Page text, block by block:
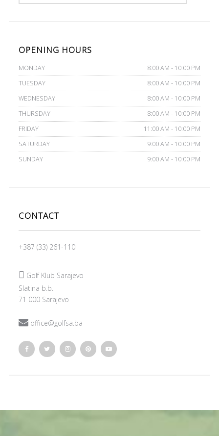
OPENING HOURS
MONDAY
8:00 AM - 10:00 PM
TUESDAY
8:00 AM - 10:00 PM
WEDNESDAY
8:00 AM - 10:00 PM
THURSDAY
8:00 AM - 10:00 PM
FRIDAY
11:00 AM - 10:00 PM
SATURDAY
9:00 AM - 10:00 PM
SUNDAY
9:00 AM - 10:00 PM
CONTACT
+387 (33) 261-110
 Golf Klub Sarajevo
Slatina b.b.
71 000 Sarajevo
office@golfsa.ba